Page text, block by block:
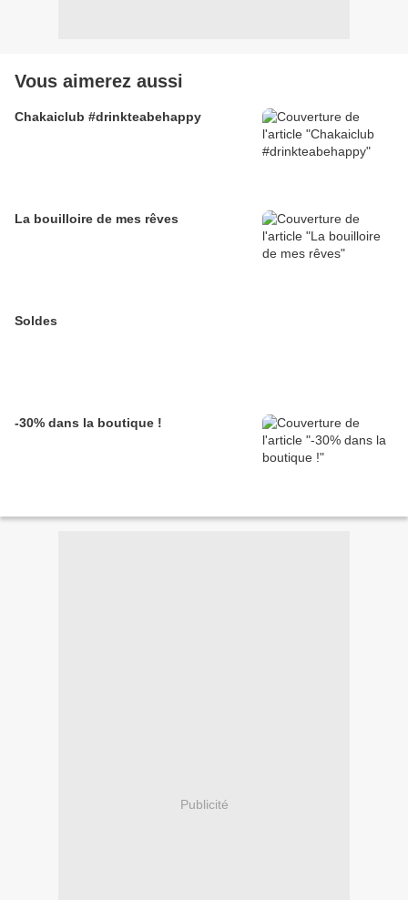
Vous aimerez aussi
Chakaiclub #drinkteabehappy
La bouilloire de mes rêves
Soldes
-30% dans la boutique !
Publicité